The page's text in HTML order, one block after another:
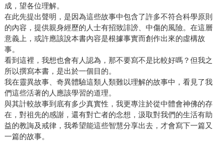
成，望各位理解。
在此先提出聲明，是因為這些故事中包含了許多不符合科學原則
的內容，提供親身經歷的人士有招致誹謗、中傷的風險。在這層
意義上，或許應該說本書內容是根據事實而創作出來的虛構故
事。
看到這裡，我想也會有人認為，那不要寫不是比較好嗎？但我之
所以撰寫本書，是出於一個目的。
我在靈異故事、奇異體驗這類人類難以理解的故事中，看見了我
們這些活著的人應該學習的道理。
與其計較故事到底有多少真實性，我更專注於從中體會神佛的存
在，對祖先的感謝，還有對亡者的念想，汲取對我們的生活有助
益的教誨及戒律，我希望能這些智慧分享出去，才會寫下一篇又
一篇的故事。